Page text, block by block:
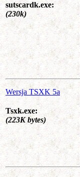
sutscardk.exe:
(230k)
Wersja TSXK 5a
Tsxk.exe:
(223K bytes)